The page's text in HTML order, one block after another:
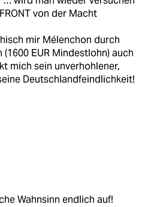
von der Macht
mir Mélenchon durch
EUR Mindestlohn) auch
mich sein unverhohlener,
Deutschlandfeindlichkeit!
Wahnsinn endlich auf!